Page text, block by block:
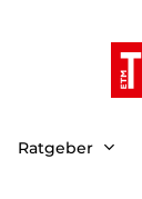
Ratgeber